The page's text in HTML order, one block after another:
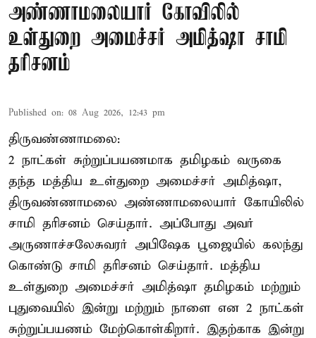
அண்ணாமலையார் கோவிலில்
உள்துறை அமைச்சர் அமித்ஷா சாமி
தரிசனம்
Published on: 08 Aug 2026, 12:43 pm
திருவண்ணாமலை:
2 நாட்கள் சுற்றுப்பயணமாக தமிழகம் வருகை
தந்த மத்திய உள்துறை அமைச்சர் அமித்ஷா,
திருவண்ணாமலை அண்ணாமலையார் கோயிலில்
சாமி தரிசனம் செய்தார். அப்போது அவர்
அருணாச்சலேசுவரர் அபிஷேக பூஜையில் கலந்து
கொண்டு சாமி தரிசனம் செய்தார். மத்திய
உள்துறை அமைச்சர் அமித்ஷா தமிழகம் மற்றும்
புதுவையில் இன்று மற்றும் நாளை என 2 நாட்கள்
சுற்றுப்பயணம் மேற்கொள்கிறார். இதற்காக இன்று